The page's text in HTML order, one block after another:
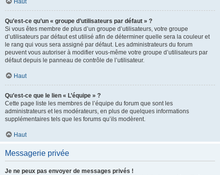
Haut
Qu’est-ce qu’un « groupe d’utilisateurs par défaut » ?
Si vous êtes membre de plus d’un groupe d’utilisateurs, votre groupe
d’utilisateurs par défaut est utilisé afin de déterminer quelle sera la couleur et
le rang qui vous sera assigné par défaut. Les administrateurs du forum
peuvent vous autoriser à modifier vous-même votre groupe d’utilisateurs par
défaut depuis le panneau de contrôle de l’utilisateur.
Haut
Qu’est-ce que le lien « L’équipe » ?
Cette page liste les membres de l’équipe du forum que sont les
administrateurs et les modérateurs, en plus de quelques informations
supplémentaires tels que les forums qu’ils modèrent.
Haut
Messagerie privée
Je ne peux pas envoyer de messages privés !